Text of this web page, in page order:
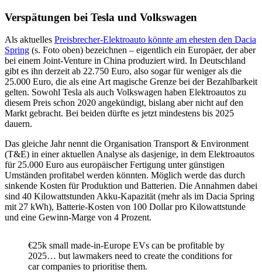
Verspätungen bei Tesla und Volkswagen
Als aktuelles Preisbrecher-Elektroauto könnte am ehesten den Dacia
Spring (s. Foto oben) bezeichnen – eigentlich ein Europäer, der aber
bei einem Joint-Venture in China produziert wird. In Deutschland
gibt es ihn derzeit ab 22.750 Euro, also sogar für weniger als die
25.000 Euro, die als eine Art magische Grenze bei der Bezahlbarkeit
gelten. Sowohl Tesla als auch Volkswagen haben Elektroautos zu
diesem Preis schon 2020 angekündigt, bislang aber nicht auf den
Markt gebracht. Bei beiden dürfte es jetzt mindestens bis 2025
dauern.
Das gleiche Jahr nennt die Organisation Transport & Environment
(T&E) in einer aktuellen Analyse als dasjenige, in dem Elektroautos
für 25.000 Euro aus europäischer Fertigung unter günstigen
Umständen profitabel werden könnten. Möglich werde das durch
sinkende Kosten für Produktion und Batterien. Die Annahmen dabei
sind 40 Kilowattstunden Akku-Kapazität (mehr als im Dacia Spring
mit 27 kWh), Batterie-Kosten von 100 Dollar pro Kilowattstunde
und eine Gewinn-Marge von 4 Prozent.
€25k small made-in-Europe EVs can be profitable by
2025… but lawmakers need to create the conditions for
car companies to prioritise them.